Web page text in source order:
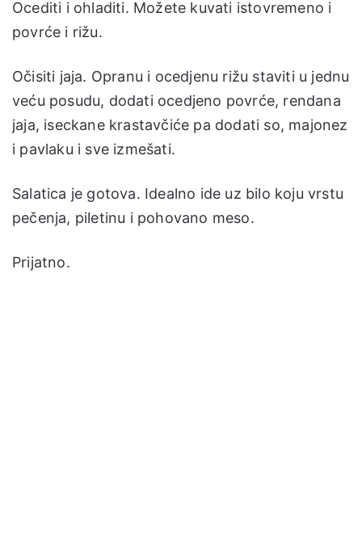
Ocediti i ohladiti. Možete kuvati istovremeno i
povrće i rižu.
Očisiti jaja. Opranu i ocedjenu rižu staviti u jednu
veću posudu, dodati ocedjeno povrće, rendana
jaja, iseckane krastavčiće pa dodati so, majonez
i pavlaku i sve izmešati.
Salatica je gotova. Idealno ide uz bilo koju vrstu
pečenja, piletinu i pohovano meso.
Prijatno.